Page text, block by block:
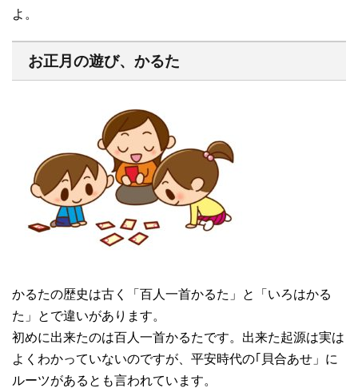
よ。
お正月の遊び、かるた
かるたの歴史は古く「百人一首かるた」と「いろはかる
た」とで違いがあります。
初めに出来たのは百人一首かるたです。出来た起源は実は
よくわかっていないのですが、平安時代の｢貝合あせ」に
ルーツがあるとも言われています。